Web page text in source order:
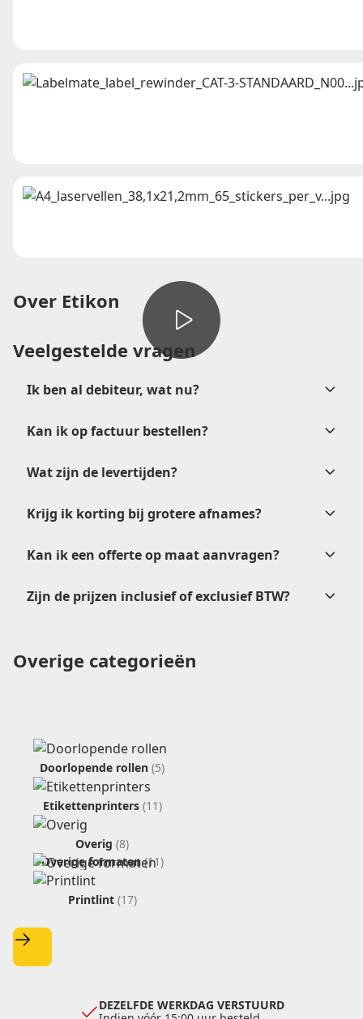
Over Etikon
Veelgestelde vragen
Ik ben al debiteur, wat nu?
Kan ik op factuur bestellen?
na
verkoop@etikon.nl.
Wat zijn de levertijden?
Krijg ik korting bij grotere afnames?
verkoop@etikon.nl
Kan ik een offerte op maat aanvragen?
verkoop@etikon.nl
Zijn de prijzen inclusief of exclusief BTW?
Overige categorieën
Doorlopende rollen (5)
Etikettenprinters (11)
Overig (8)
Overige formaten(11)
Printlint (17)
DEZELFDE WERKDAG VERSTUURD